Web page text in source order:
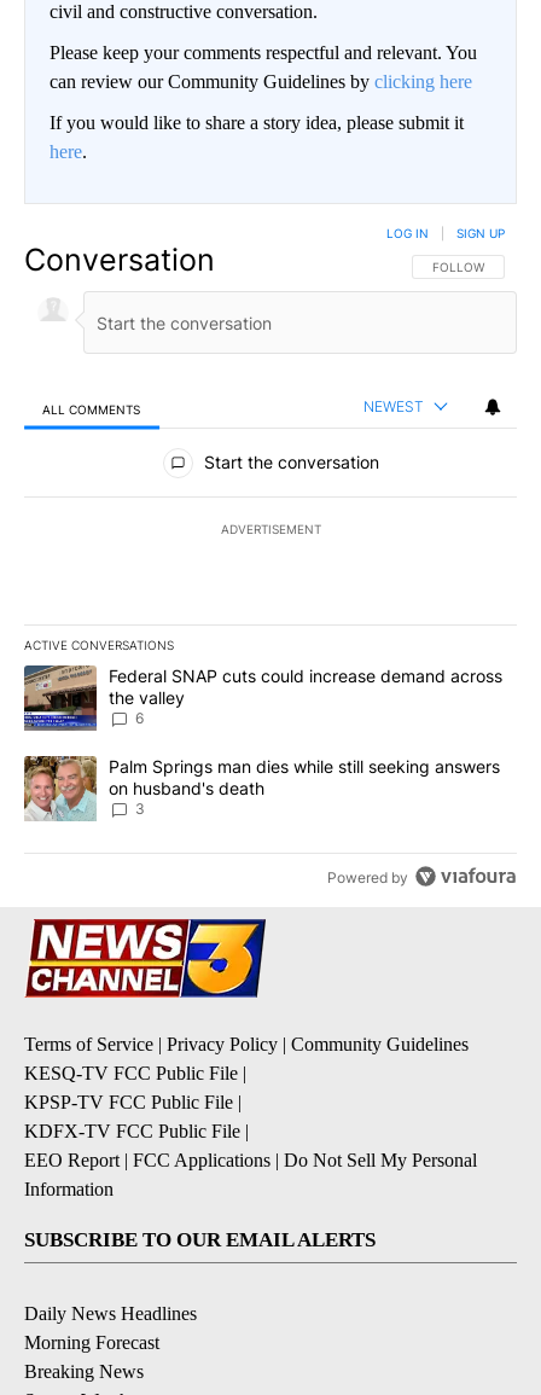
civil and constructive conversation.
Please keep your comments respectful and relevant. You
can review our Community Guidelines by clicking here
If you would like to share a story idea, please submit it
here.
Conversation FOLLOW THIS
FOLLOW
LOG IN SIGN UP
ALL COMMENTS NEWEST
All Comments
Start the conversation
ADVERTISEMENT
ACTIVE CONVERSATIONS
The following is a list of the most commented articles in the last
A trending article titled "Federal SNAP cuts could increase
Federal SNAP cuts could increase demand across
the valley
6
A trending article titled "Palm Springs man dies while still
Palm Springs man dies while still seeking answers
on husband's death
3
Powered by
Terms of Service | Privacy Policy | Community Guidelines
KESQ-TV FCC Public File |
KPSP-TV FCC Public File |
KDFX-TV FCC Public File |
EEO Report | FCC Applications | Do Not Sell My Personal
Information
SUBSCRIBE TO OUR EMAIL ALERTS
Daily News Headlines
Morning Forecast
Breaking News